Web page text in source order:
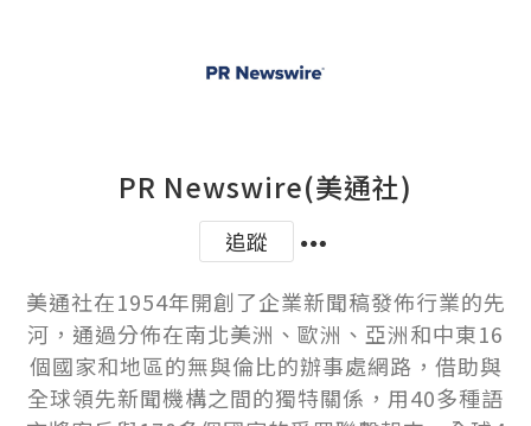
PR Newswire(美通社)
追蹤
美通社在1954年開創了企業新聞稿發佈行業的先
河，通過分佈在南北美洲、歐洲、亞洲和中東16
個國家和地區的無與倫比的辦事處網路，借助與
全球領先新聞機構之間的獨特關係，用40多種語